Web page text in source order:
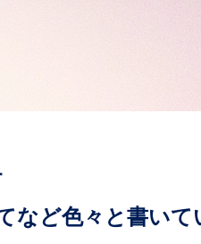
など色々と書い